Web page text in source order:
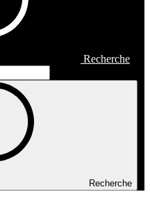
Recherche
Recherche